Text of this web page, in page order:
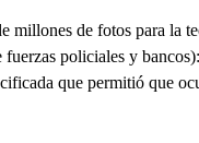
millones de fotos para la
policiales y
que permitió que